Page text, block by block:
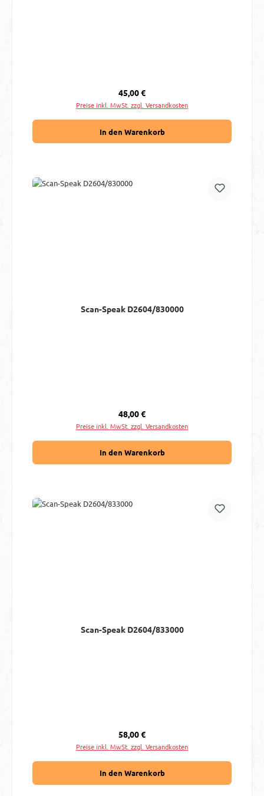
Regulärer Preis:
45,00 €
Preise inkl. MwSt. zzgl. Versandkosten
In den Warenkorb
Scan-Speak D2604/830000
Regulärer Preis:
48,00 €
Preise inkl. MwSt. zzgl. Versandkosten
In den Warenkorb
Scan-Speak D2604/833000
Regulärer Preis:
58,00 €
Preise inkl. MwSt. zzgl. Versandkosten
In den Warenkorb